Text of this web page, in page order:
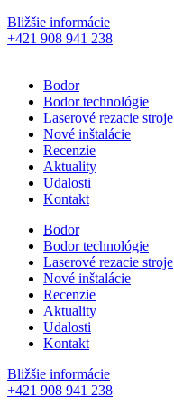
Bližšie informácie
+421 908 941 238
Bodor
Bodor technológie
Laserové rezacie stroje
Nové inštalácie
Recenzie
Aktuality
Udalosti
Kontakt
Bodor
Bodor technológie
Laserové rezacie stroje
Nové inštalácie
Recenzie
Aktuality
Udalosti
Kontakt
Bližšie informácie
+421 908 941 238